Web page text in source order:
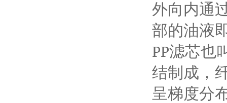
外向内通
部的油液
PP滤芯也
结制成，
呈梯度分